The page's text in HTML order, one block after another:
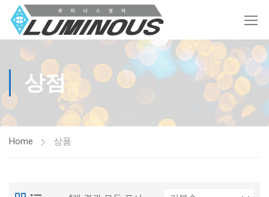
상점
Home 상품